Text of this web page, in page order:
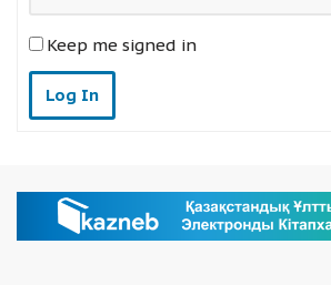
Keep me signed in
Log In